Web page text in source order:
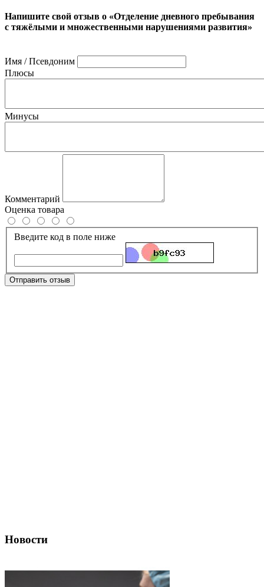
Напишите свой отзыв о «Отделение дневного пребывания
с тяжёлыми и множественными нарушениями развития»
Имя / Псевдоним
Плюсы
Минусы
Комментарий
Оценка товара
Введите код в поле ниже
Отправить отзыв
Новости